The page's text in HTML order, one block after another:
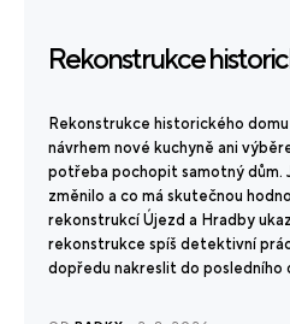
Rekonstrukce
Rekonstrukce historického
návrhem nové kuchyně ani
potřeba pochopit samotný dům.
změnilo a co má skutečnou
rekonstrukcí Újezd a Hradby
rekonstrukce spíš detektivní
dopředu nakreslit do posledního